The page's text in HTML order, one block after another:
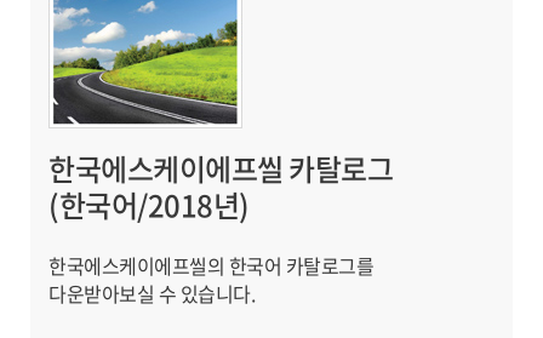
한국에스케이에프씰 카탈로그
(한국어/2018년)
한국에스케이에프씰의 한국어 카탈로그를
다운받아보실 수 있습니다.